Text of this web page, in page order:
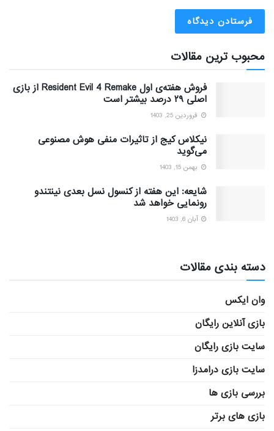
محبوب ترین مقالات
فروش هفته‌ی اول Resident Evil 4 Remake از بازی
اصلی ۲۹ درصد بیشتر است
فروردین 25, 1403
نیکلاس کیج از تاثیرات منفی هوش مصنوعی
می‌گوید
بهمن 15, 1403
شایعه: این هفته از کنسول نسل بعدی نینتندو
رونمایی خواهد شد
آبان 6, 1403
دسته بندی مقالات
وان ایکس
بازی آنلاین رایگان
سایت بازی رایگان
سایت بازی درامدزا
بررسی بازی ها
بازی های برتر